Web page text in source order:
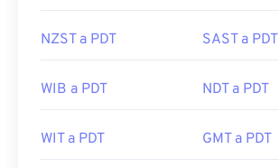
NZST a PDT SAST a PDT
WIB a PDT NDT a PDT
WIT a PDT GMT a PDT